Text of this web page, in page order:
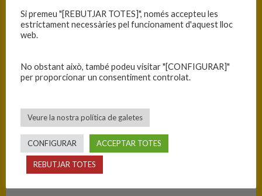
Equip 1 2 3 4
Aranguren Mutilbasket 12 15 14 14
PISTA
Si premeu "[REBUTJAR TOTES]", només accepteu les
estrictament necessàries pel funcionament d'aquest lloc
web.
No obstant això, també podeu visitar "[CONFIGURAR]"
per proporcionar un consentiment controlat.
Veure la nostra política de galetes
CONFIGURAR ACCEPTAR TOTES
REBUTJAR TOTES